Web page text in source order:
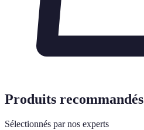
Produits recommandés
Sélectionnés par nos experts